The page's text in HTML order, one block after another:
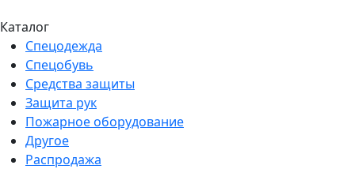
Каталог
Спецодежда
Спецобувь
Средства защиты
Защита рук
Пожарное оборудование
Другое
Распродажа